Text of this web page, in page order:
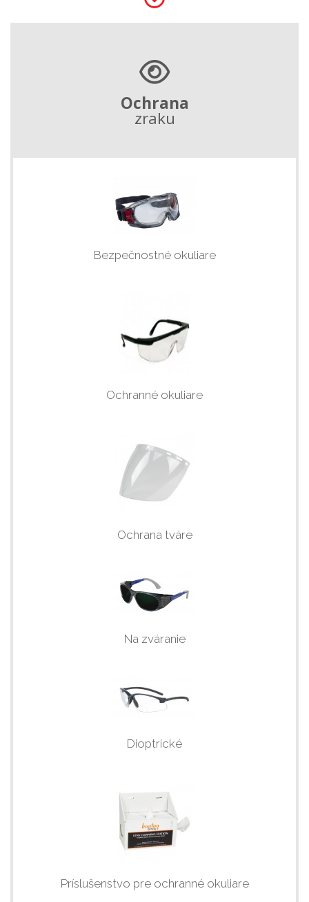
Ochrana
zraku
Bezpečnostné okuliare
Ochranné okuliare
Ochrana tváre
Na zváranie
Dioptrické
Príslušenstvo pre ochranné okuliare